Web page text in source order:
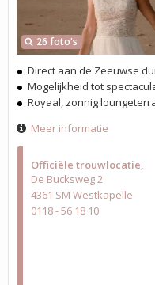
Officiële trouwlocatie
De Bucksweg 2
4361 SM Westkapelle
0118 - 56 18 10
26 foto's
Direct aan de Zeeuwse
Mogelijkheid tot
Royaal, zonnig
Meer informatie